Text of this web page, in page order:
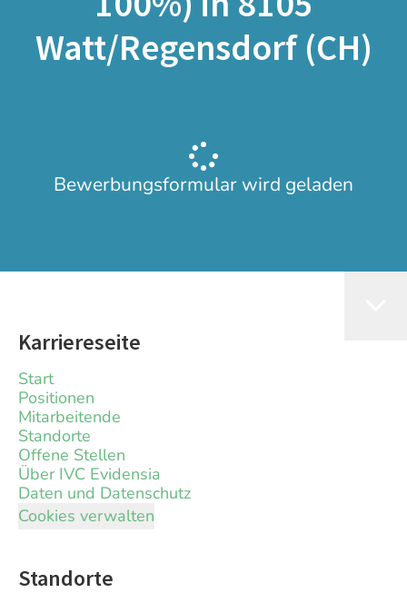
Watt/Regensdorf (CH)
Bewerbungsformular wird geladen
Karriereseite
Start
Positionen
Mitarbeitende
Standorte
Offene Stellen
Über IVC Evidensia
Daten und Datenschutz
Cookies verwalten
Standorte